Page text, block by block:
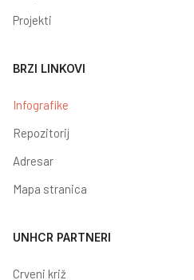
Projekti
BRZI LINKOVI
Infografike
Repozitorij
Adresar
Mapa stranica
UNHCR PARTNERI
Crveni križ